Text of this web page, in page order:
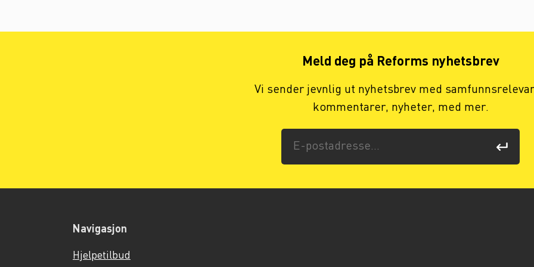
Meld deg på Reforms nyhetsbrev
Vi sender jevnlig ut nyhetsbrev med
kommentarer, nyheter, med mer.
Navigasjon
Hjelpetilbud